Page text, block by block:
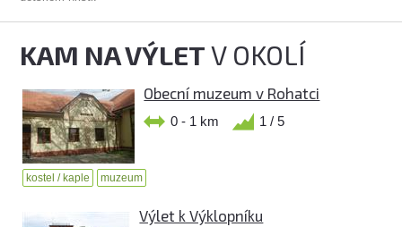
KAM NA VÝLETV OKOLÍ
Obecní muzeum v Rohatci
0 - 1 km 1 / 5
kostel / kaple muzeum
Výlet k Výklopníku